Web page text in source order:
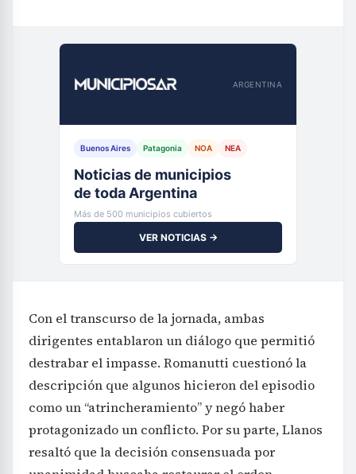
ARGENTINA
Buenos Aires Patagonia NOA NEA
Noticias de municipios
de toda Argentina
Más de 500 municipios cubiertos
VER NOTICIAS →
Con el transcurso de la jornada, ambas
dirigentes entablaron un diálogo que permitió
destrabar el impasse. Romanutti cuestionó la
descripción que algunos hicieron del episodio
como un “atrincheramiento” y negó haber
protagonizado un conflicto. Por su parte, Llanos
resaltó que la decisión consensuada por